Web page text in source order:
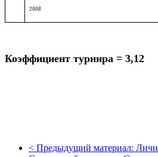
2008
Коэффициент турнира = 3,12
< Предыдущий материал: